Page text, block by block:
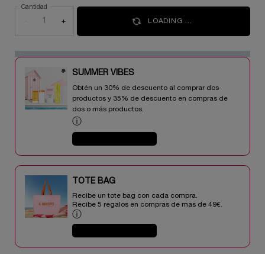
Cantidad
+ LOADING ...
SUMMER VIBES​
Obtén un 30% de descuento al comprar dos
productos y 35% de descuento en compras de
dos o más productos.​
ⓘ
TOTE BAG​​
Recibe un tote bag con cada compra.
Recibe 5 regalos en compras de mas de 49€.​
ⓘ